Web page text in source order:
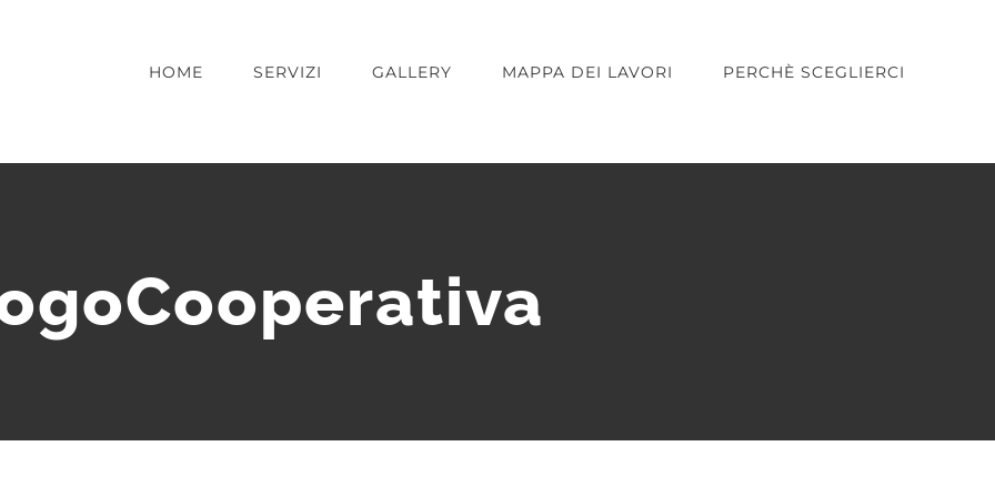
HOME SERVIZI GALLERY MAPPA DEI LAVORI PERCHÈ SCEGLIERCI